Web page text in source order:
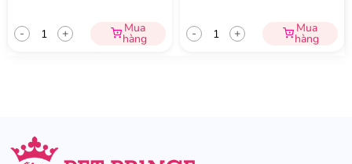
- + Mua
hàng - + Mua
hàng